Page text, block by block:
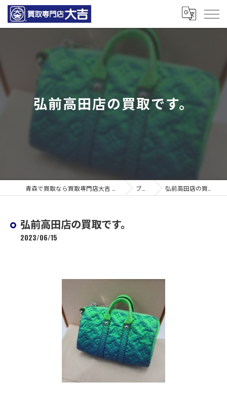
弘前高田店の買取です。
ブログ 弘前高田店の買取です。
弘前高田店の買取です。
2023/06/15